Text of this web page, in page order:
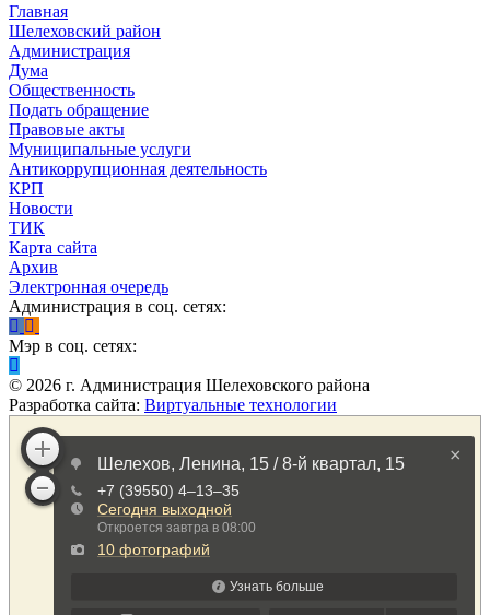
Главная
Шелеховский район
Администрация
Дума
Общественность
Подать обращение
Правовые акты
Муниципальные услуги
Антикоррупционная деятельность
КРП
Новости
ТИК
Карта сайта
Архив
Электронная очередь
Администрация в соц. сетях:
Мэр в соц. сетях:
© 2026 г. Администрация Шелеховского района
Разработка сайта: Виртуальные технологии